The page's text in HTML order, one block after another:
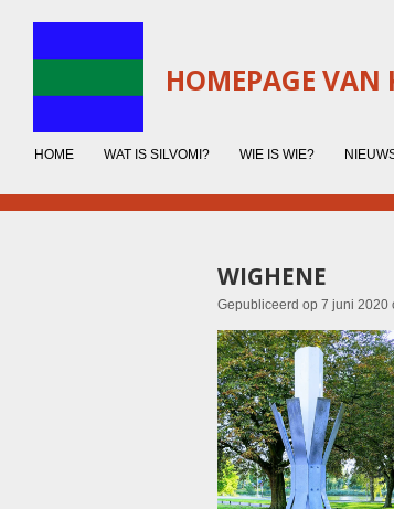
HOMEPAGE
HOME WAT IS SILVOMI? WIE IS WIE?
WIGHENE
Gepubliceerd op 7 juni 2020